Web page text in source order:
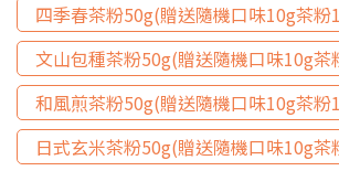
四季春茶粉50g(贈送隨機口味10g茶粉
文山包種茶粉50g(贈送隨機口味10g茶
和風煎茶粉50g(贈送隨機口味10g茶粉
日式玄米茶粉50g(贈送隨機口味10g茶